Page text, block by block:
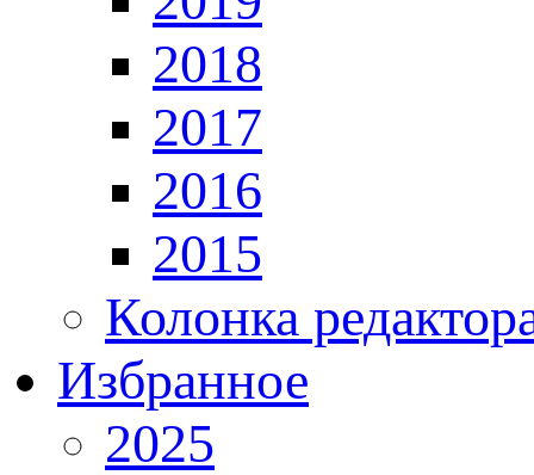
2018
2017
2016
2015
Колонка
Избранное
2025